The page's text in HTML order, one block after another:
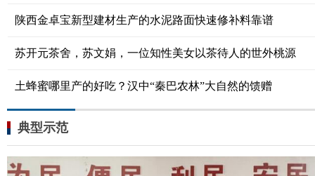
陕西金卓宝新型建材生产的水泥路面快速修补料靠谱
苏开元茶舍，苏文娟，一位知性美女以茶待人的世外桃源
土蜂蜜哪里产的好吃？汉中“秦巴农林”大自然的馈赠
典型示范